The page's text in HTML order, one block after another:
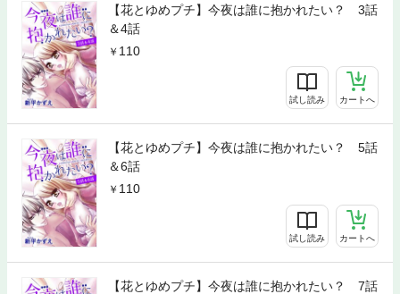
【花とゆめプチ】今夜は誰に抱かれたい？ 3話
＆4話
110
試し読み カートへ
【花とゆめプチ】今夜は誰に抱かれたい？ 5話
＆6話
110
試し読み カートへ
【花とゆめプチ】今夜は誰に抱かれたい？ 7話